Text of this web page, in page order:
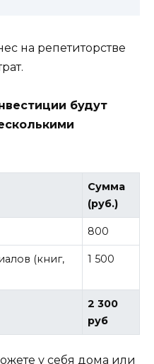
на репетиторстве
будут
Сумма
(руб.)
800
(книг,
1 500
2 300
руб
у себя дома или